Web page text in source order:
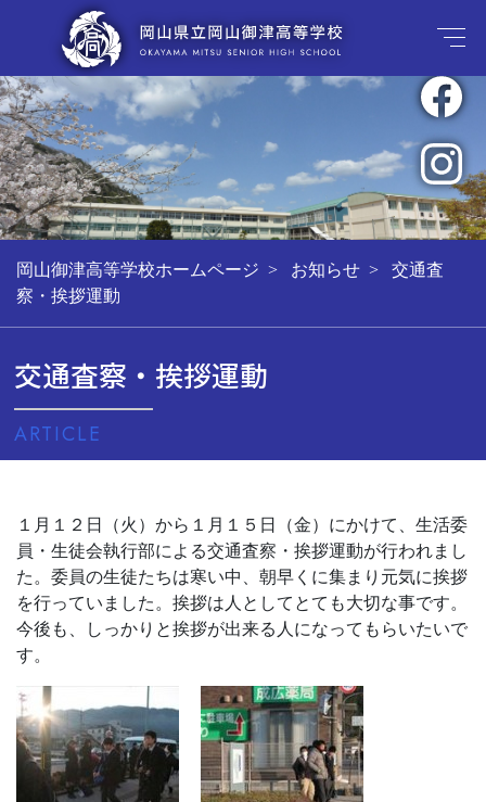
岡山御津高等学校ホームページ お知らせ
交通査
察・挨拶運動
交通査察・挨拶運動
ARTICLE
１月１２日（火）から１月１５日（金）にかけて、生活委
員・生徒会執行部による交通査察・挨拶運動が行われまし
た。委員の生徒たちは寒い中、朝早くに集まり元気に挨拶
を行っていました。挨拶は人としてとても大切な事です。
今後も、しっかりと挨拶が出来る人になってもらいたいで
す。